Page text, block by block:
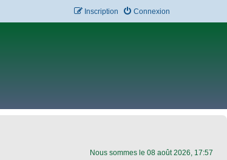
Connexion
Inscription
Nous sommes le 08 août 2026, 17:57